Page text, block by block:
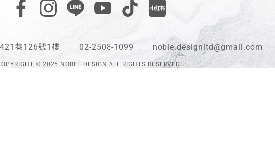
巷126號1樓 02-2508-1099 noble.designltd@gmail.com
© 2025 NOBLE DESIGN ALL RIGHTS RESERVED.